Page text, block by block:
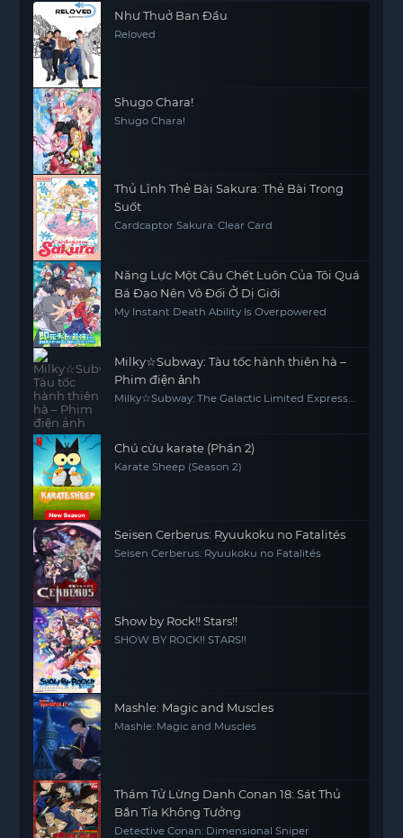
Như Thuở Ban Đầu
Reloved
Shugo Chara!
Shugo Chara!
Thủ Lĩnh Thẻ Bài Sakura: Thẻ Bài Trong
Suốt
Cardcaptor Sakura: Clear Card
Năng Lực Một Câu Chết Luôn Của Tôi Quá
Bá Đạo Nên Vô Đối Ở Dị Giới
My Instant Death Ability Is Overpowered
Milky☆Subway: Tàu tốc hành thiên hà –
Phim điện ảnh
Milky☆Subway: The Galactic Limited Express -
Chú cừu karate (Phần 2)
Karate Sheep (Season 2)
Seisen Cerberus: Ryuukoku no Fatalités
Seisen Cerberus: Ryuukoku no Fatalités
Show by Rock!! Stars!!
SHOW BY ROCK!! STARS!!
Mashle: Magic and Muscles
Mashle: Magic and Muscles
Thám Tử Lừng Danh Conan 18: Sát Thủ
Bắn Tỉa Không Tưởng
Detective Conan: Dimensional Sniper